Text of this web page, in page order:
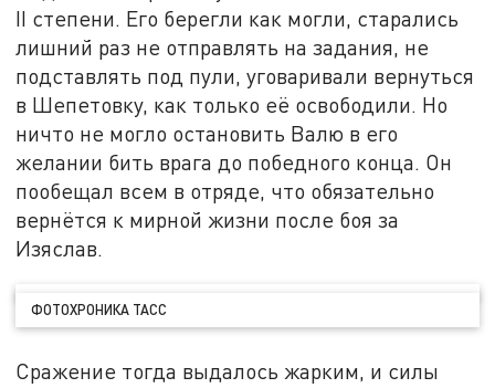
II степени. Его берегли как могли, старались
лишний раз не отправлять на задания, не
подставлять под пули, уговаривали вернуться
в Шепетовку, как только её освободили. Но
ничто не могло остановить Валю в его
желании бить врага до победного конца. Он
пообещал всем в отряде, что обязательно
вернётся к мирной жизни после боя за
Изяслав.
ФОТОХРОНИКА ТАСС
Сражение тогда выдалось жарким, и силы